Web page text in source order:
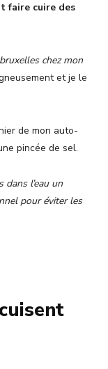
faire cuire des
chez mon
et je le
de mon auto-
pincée de sel.
dans l’eau un
pour éviter les